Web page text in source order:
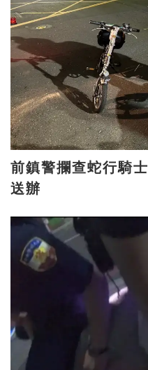
前鎮警攔查蛇行騎士 查獲海洛因並依毒駕
送辦